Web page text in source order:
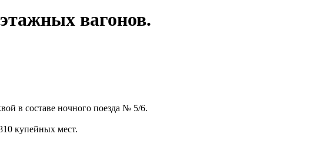
вагонов.
в составе ночного поезда № 5/6.
купейных мест.